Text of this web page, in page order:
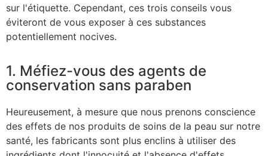
sur l'étiquette. Cependant, ces trois conseils vous
éviteront de vous exposer à ces substances
potentiellement nocives.
1. Méfiez-vous des agents de
conservation sans paraben
Heureusement, à mesure que nous prenons conscience
des effets de nos produits de soins de la peau sur notre
santé, les fabricants sont plus enclins à utiliser des